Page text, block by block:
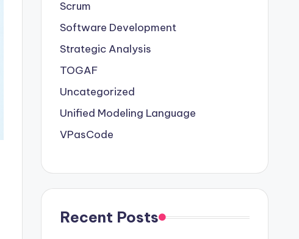
Scrum
Software Development
Strategic Analysis
TOGAF
Uncategorized
Unified Modeling Language
VPasCode
Recent Posts